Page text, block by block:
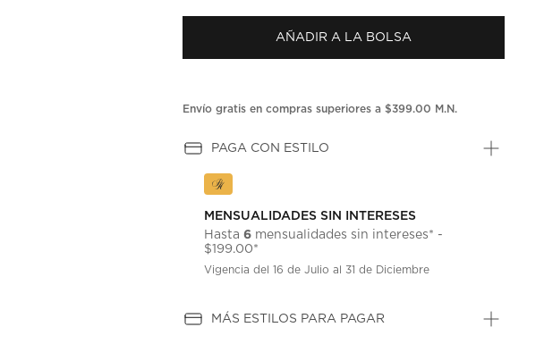
puntuación.
en
la
AÑADIR A LA BOLSA
Envío gratis en compras superiores a $399.00 M.N.
PAGA CON ESTILO
MENSUALIDADES SIN INTERESES
Hasta6 mensualidades sin intereses* -
$199.00*
Vigencia del 16 de Julio al 31 de Diciembre
MÁS ESTILOS PARA PAGAR